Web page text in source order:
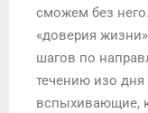
сможем без
«доверия
шагов по
течению изо
вспыхивающие,